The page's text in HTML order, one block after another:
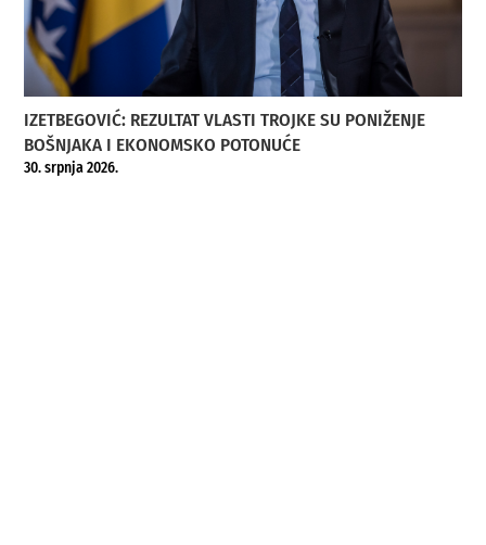
IZETBEGOVIĆ: REZULTAT VLASTI TROJKE SU PONIŽENJE
BOŠNJAKA I EKONOMSKO POTONUĆE
30. srpnja 2026.